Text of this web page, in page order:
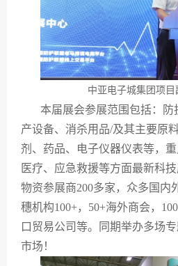
中亚电子城集团项
本届展会参展范围包括：防
产设备、消杀用品/及其主要原
剂、药品、电子仪器仪表等，
医疗、应急救援等方面最新科
物资参展商200多家，众多国内
穗机构100+，50+海外商会，
口贸易公司等。同期举办多场
市场！